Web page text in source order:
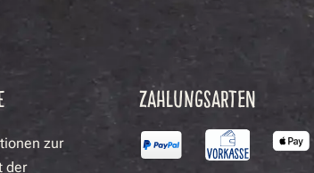
zur
der
ZAHLUNGSARTEN